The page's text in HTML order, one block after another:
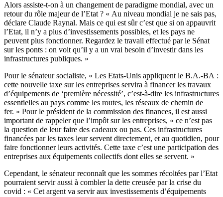
Alors assiste-t-on à un changement de paradigme mondial, avec un
retour du rôle majeur de l’Etat ? « Au niveau mondial je ne sais pas,
déclare Claude Raynal. Mais ce qui est sûr c’est que si on appauvrit
l’Etat, il n’y a plus d’investissements possibles, et les pays ne
peuvent plus fonctionner. Regardez le travail effectué par le Sénat
sur les ponts : on voit qu’il y a un vrai besoin d’investir dans les
infrastructures publiques. »
Pour le sénateur socialiste, « Les Etats-Unis appliquent le B.A.-BA :
cette nouvelle taxe sur les entreprises servira à financer les travaux
d’équipements de ‘première nécessité’, c’est-à-dire les infrastructures
essentielles au pays comme les routes, les réseaux de chemin de
fer. » Pour le président de la commission des finances, il est aussi
important de rappeler que l’impôt sur les entreprises, « ce n’est pas
la question de leur faire des cadeaux ou pas. Ces infrastructures
financées par les taxes leur servent directement, et au quotidien, pour
faire fonctionner leurs activités. Cette taxe c’est une participation des
entreprises aux équipements collectifs dont elles se servent. »
Cependant, le sénateur reconnaît que les sommes récoltées par l’Etat
pourraient servir aussi à combler la dette creusée par la crise du
covid : « Cet argent va servir aux investissements d’équipements